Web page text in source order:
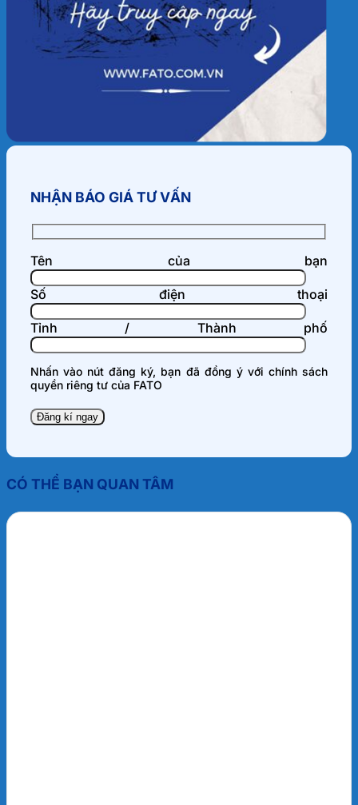
NHẬN BÁO GIÁ TƯ VẤN
Tên của bạn
Số điện thoại
Tỉnh / Thành phố
Nhấn vào nút đăng ký, bạn đã đồng ý với chính sách
quyền riêng tư của FATO
CÓ THỂ BẠN QUAN TÂM